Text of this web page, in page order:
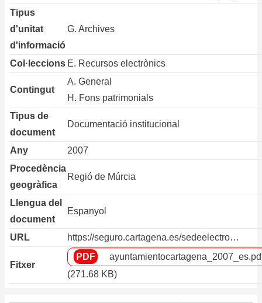
Tipus
d'unitat
d'informació
G. Archives
Col·leccions E. Recursos electrònics
Contingut
A. General
H. Fons patrimonials
Tipus de
document
Documentació institucional
Any
2007
Procedència
geogràfica
Regió de Múrcia
Llengua del
document
Espanyol
URL https://seguro.cartagena.es/sedeelectro…
Fitxer
(271.68 KB)